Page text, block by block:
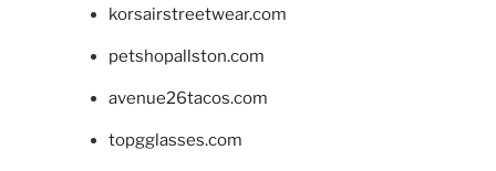
korsairstreetwear.com
petshopallston.com
avenue26tacos.com
topgglasses.com